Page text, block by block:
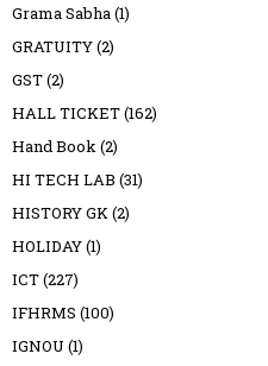
Grama Sabha(1)
GRATUITY(2)
GST(2)
HALL TICKET(162)
Hand Book(2)
HI TECH LAB (31)
HISTORY GK(2)
HOLIDAY(1)
ICT(227)
IFHRMS (100)
IGNOU (1)